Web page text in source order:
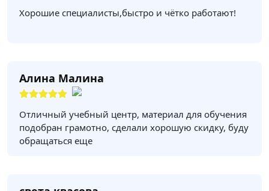
Хорошие специалисты,быстро и чётко работают!
Алина Малина
Отличный учебный центр, материал для обучения
подобран грамотно, сделали хорошую скидку, буду
обращаться еще